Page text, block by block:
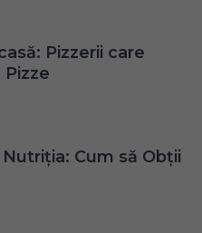
Pizzerii care
Pizze
Cum să Obții